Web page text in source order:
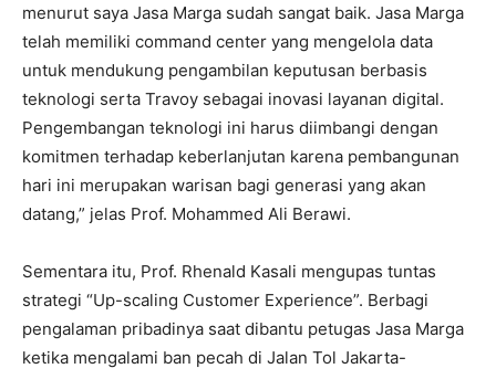
menurut saya Jasa Marga sudah sangat baik. Jasa Marga
telah memiliki command center yang mengelola data
untuk mendukung pengambilan keputusan berbasis
teknologi serta Travoy sebagai inovasi layanan digital.
Pengembangan teknologi ini harus diimbangi dengan
komitmen terhadap keberlanjutan karena pembangunan
hari ini merupakan warisan bagi generasi yang akan
datang,” jelas Prof. Mohammed Ali Berawi.
Sementara itu, Prof. Rhenald Kasali mengupas tuntas
strategi “Up-scaling Customer Experience”. Berbagi
pengalaman pribadinya saat dibantu petugas Jasa Marga
ketika mengalami ban pecah di Jalan Tol Jakarta-